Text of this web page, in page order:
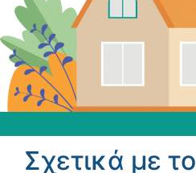
Σχετικά με το